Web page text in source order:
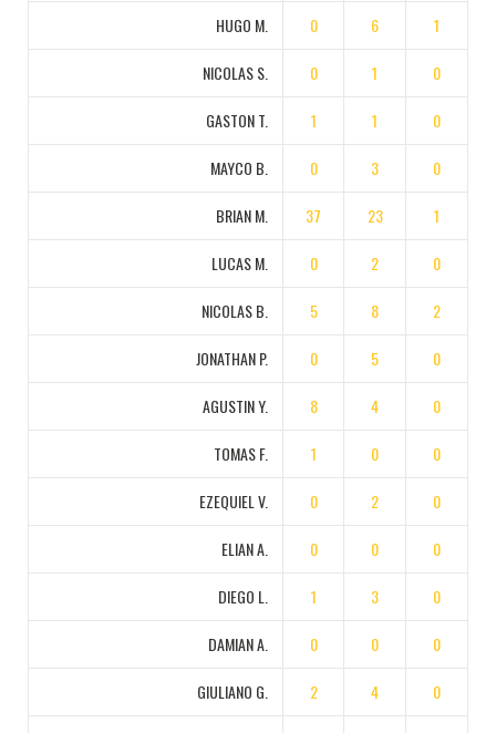
HUGO M. 0 6 1
NICOLAS S. 0 1 0
GASTON T. 1 1 0
MAYCO B. 0 3 0
BRIAN M. 37 23 1
LUCAS M. 0 2 0
NICOLAS B. 5 8 2
JONATHAN P. 0 5 0
AGUSTIN Y. 8 4 0
TOMAS F. 1 0 0
EZEQUIEL V. 0 2 0
ELIAN A. 0 0 0
DIEGO L. 1 3 0
DAMIAN A. 0 0 0
GIULIANO G. 2 4 0